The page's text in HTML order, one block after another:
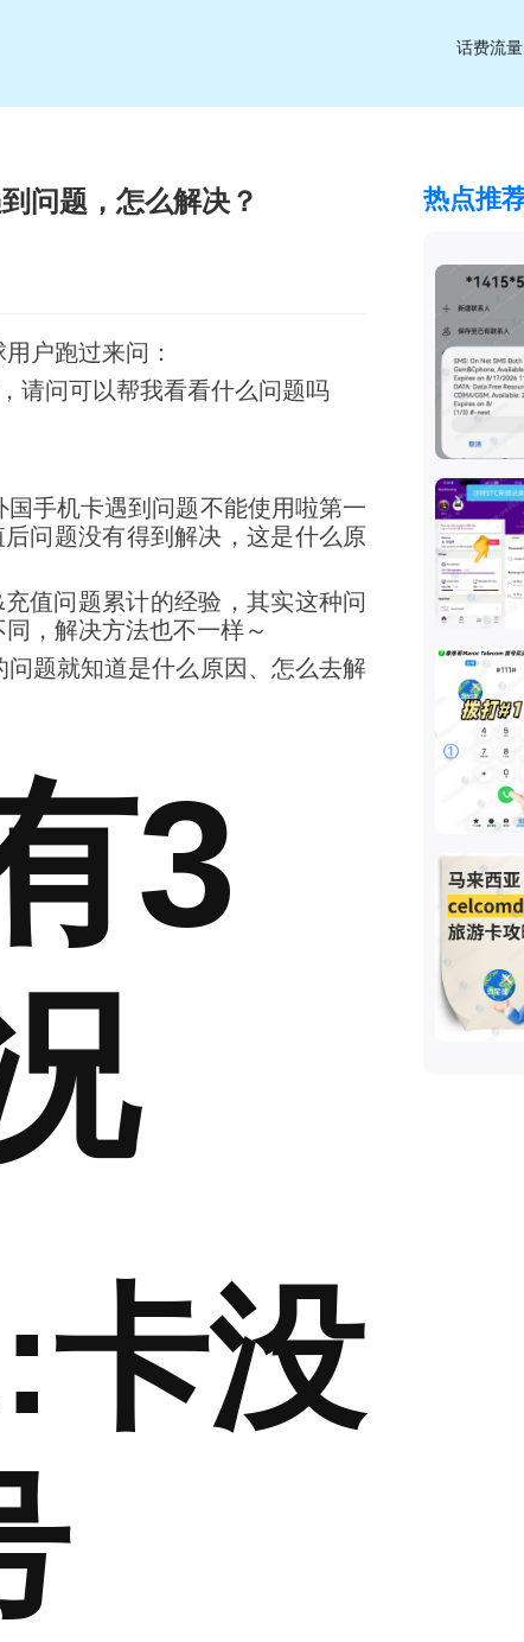
话费流
问题，怎么解决？
户跑过来问：
请问可以帮我看看什么问题吗
手机卡遇到问题不能使用啦第一
问题没有得到解决，这是什么原
值问题累计的经验，其实这种问
，解决方法也不一样～
题就知道是什么原因、怎么去解
3
卡没
热点推